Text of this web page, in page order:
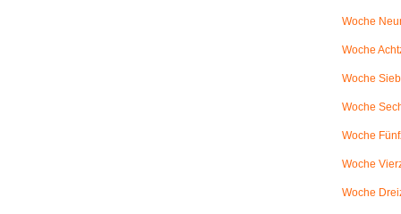
Woche
Woche
Woche
Woche
Woche
Woche
Woche